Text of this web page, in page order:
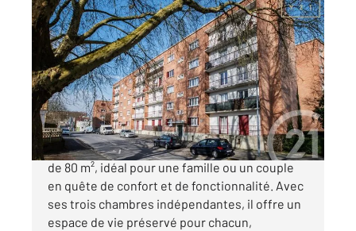
MAUBEUGE 59
78,52 m2, 5 pièces
Ref : 7144
Appartement à vendre
74 120 €
En bref Découvrez cet appartement spacieux
de 80 m², idéal pour une famille ou un couple
en quête de confort et de fonctionnalité. Avec
ses trois chambres indépendantes, il offre un
espace de vie préservé pour chacun,